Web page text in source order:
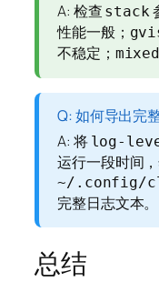
A: 检查 stack
性能一般；
不稳定； mixed
Q: 如何导出完
A: 将 log-
运行一段时间
~/.config/
完整日志文本。
总结